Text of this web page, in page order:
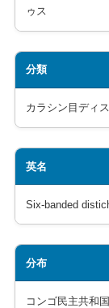
ゥス
分類
カラシン目ディ
英名
Six-banded
分布
コンゴ民主共和